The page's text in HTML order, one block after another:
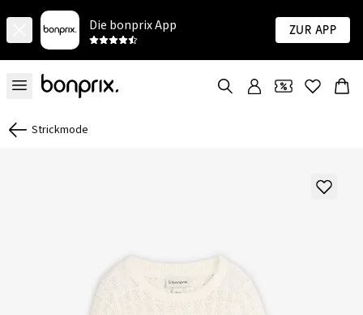
Die bonprix App Zur App
Strickmode